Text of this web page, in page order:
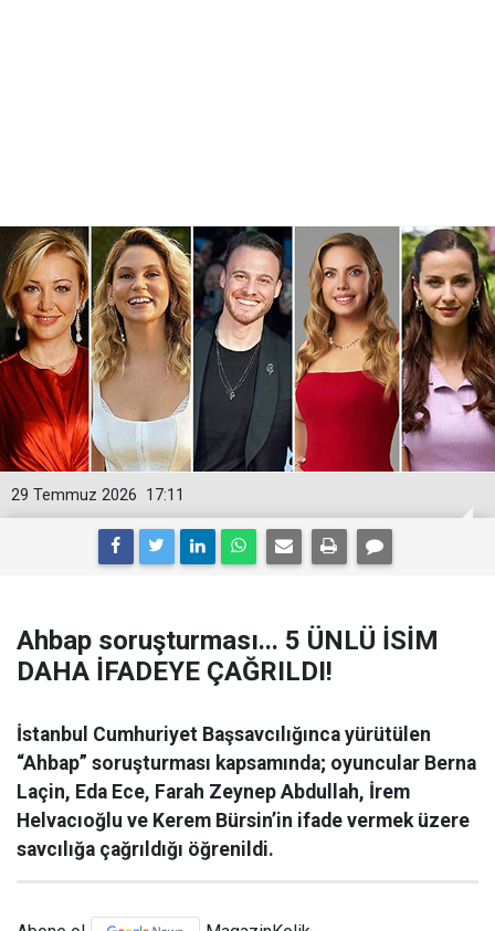
17:11
29 Temmuz 2026
Ahbap soruşturması... 5 ÜNLÜ İSİM
DAHA İFADEYE ÇAĞRILDI!
İstanbul Cumhuriyet Başsavcılığınca yürütülen
“Ahbap” soruşturması kapsamında; oyuncular Berna
Laçin, Eda Ece, Farah Zeynep Abdullah, İrem
Helvacıoğlu ve Kerem Bürsin’in ifade vermek üzere
savcılığa çağrıldığı öğrenildi.